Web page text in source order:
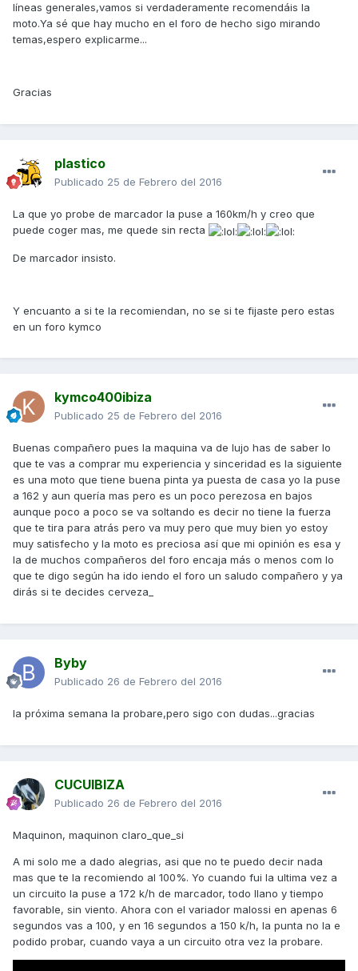
líneas generales,vamos si verdaderamente recomendáis la
moto.Ya sé que hay mucho en el foro de hecho sigo mirando
temas,espero explicarme...
Gracias
plastico
Publicado 25 de Febrero del 2016
La que yo probe de marcador la puse a 160km/h y creo que
puede coger mas, me quede sin recta
De marcador insisto.
Y encuanto a si te la recomiendan, no se si te fijaste pero estas
en un foro kymco
kymco400ibiza
Publicado 25 de Febrero del 2016
Buenas compañero pues la maquina va de lujo has de saber lo
que te vas a comprar mu experiencia y sinceridad es la siguiente
es una moto que tiene buena pinta ya puesta de casa yo la puse
a 162 y aun quería mas pero es un poco perezosa en bajos
aunque poco a poco se va soltando es decir no tiene la fuerza
que te tira para atrás pero va muy pero que muy bien yo estoy
muy satisfecho y la moto es preciosa así que mi opinión es esa y
la de muchos compañeros del foro encaja más o menos com lo
que te digo según ha ido iendo el foro un saludo compañero y ya
dirás si te decides cerveza_
Byby
Publicado 26 de Febrero del 2016
la próxima semana la probare,pero sigo con dudas...gracias
CUCUIBIZA
Publicado 26 de Febrero del 2016
Maquinon, maquinon claro_que_si
A mi solo me a dado alegrias, asi que no te puedo decir nada
mas que te la recomiendo al 100%. Yo cuando fui la ultima vez a
un circuito la puse a 172 k/h de marcador, todo llano y tiempo
favorable, sin viento. Ahora con el variador malossi en apenas 6
segundos vas a 100, y en 16 segundos a 150 k/h, la punta no la e
podido probar, cuando vaya a un circuito otra vez la probare.